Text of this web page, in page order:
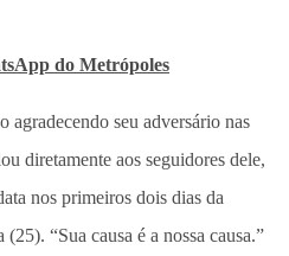
do Metrópoles
agradecendo seu adversário nas
diretamente aos seguidores dele,
nos primeiros dois dias da
“Sua causa é a nossa causa.”